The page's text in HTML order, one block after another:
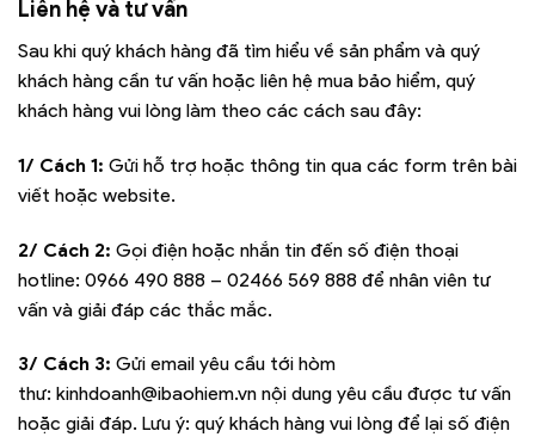
Liên hệ và tư vấn
Sau khi quý khách hàng đã tìm hiểu về sản phẩm và quý
khách hàng cần tư vấn hoặc liên hệ mua bảo hiểm, quý
khách hàng vui lòng làm theo các cách sau đây:
1/ Cách 1: Gửi hỗ trợ hoặc thông tin qua các form trên bài
viết hoặc website.
2/ Cách 2: Gọi điện hoặc nhắn tin đến số điện thoại
hotline: 0966 490 888 – 02466 569 888 để nhân viên tư
vấn và giải đáp các thắc mắc.
3/ Cách 3: Gửi email yêu cầu tới hòm
thư: kinhdoanh@ibaohiem.vn nội dung yêu cầu được tư vấn
hoặc giải đáp. Lưu ý: quý khách hàng vui lòng để lại số điện